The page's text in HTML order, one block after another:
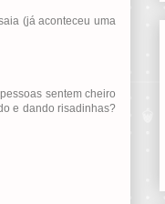
(já aconteceu uma
sentem cheiro
e dando risadinhas?